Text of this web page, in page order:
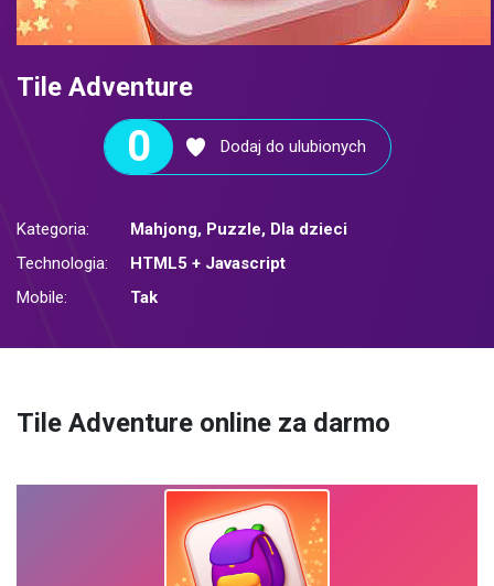
Tile Adventure
0 Dodaj do ulubionych
Kategoria: Mahjong, Puzzle, Dla dzieci
Technologia:
HTML5 + Javascript
Mobile:
Tak
Tile Adventure online za darmo